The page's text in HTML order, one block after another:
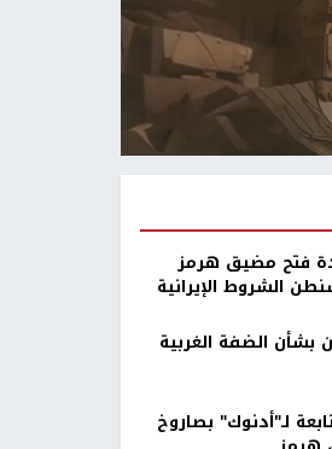
فتح مضيق هرمز
الشروط الإيرانية
الضفة الغربية
لـ"أدنوك" بصاروخ